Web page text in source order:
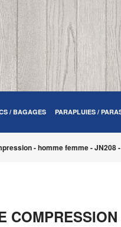
/ BAGAGES PARAPLUIES /
- homme femme - JN208